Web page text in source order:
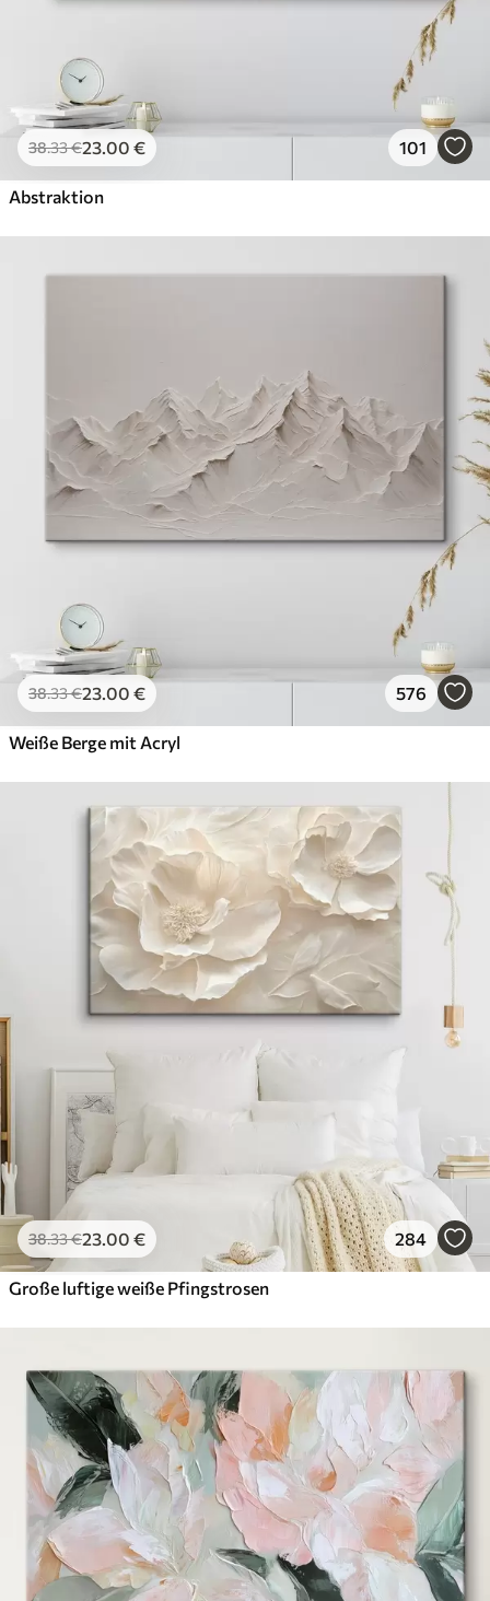
38.33€23.00 € 101
Abstraktion
38.33€23.00 € 576
Weiße Berge mit Acryl
38.33€23.00 € 284
Große luftige weiße Pfingstrosen